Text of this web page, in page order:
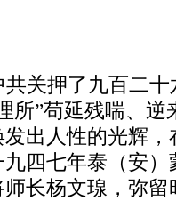
关押了九百二十
所”苟延残喘、
出人性的光辉
四七年泰（安
长杨文瑔，弥留